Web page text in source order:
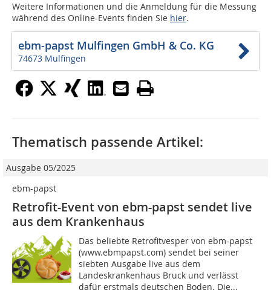
Weitere Informationen und die Anmeldung für die Messung
während des Online-Events finden Sie hier.
ebm-papst Mulfingen GmbH & Co. KG
74673 Mulfingen
Thematisch passende Artikel:
Ausgabe 05/2025
ebm-papst
Retrofit-Event von ebm-papst sendet live
aus dem Krankenhaus
Das beliebte Retrofitvesper von ebm-papst
(www.ebmpapst.com) sendet bei seiner
siebten Ausgabe live aus dem
Landeskrankenhaus Bruck und verlässt
dafür erstmals deutschen Boden. Die...